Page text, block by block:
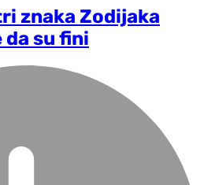
znaka Zodijaka
da su fini